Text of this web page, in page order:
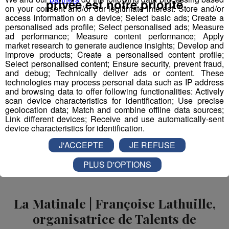
valeur de 59,99 € TTCà gagner avecRadio Mont
Blanc du 11 au 15 mars en jouant par SMS !
Pour jouer, envoyez le codeALEXA au 72 800(2 x 0,65 €
+ coût du SMS)
Partager sur Facebook
Partager sur Twitter
La Matinale | Françoise Lathuille,
organisatrice de Talents de
on your consent and/or our legitimate interest: Store and/or
access information on a device; Select basic ads; Create a
personalised ads profile; Select personalised ads; Measure
ad performance; Measure content performance; Apply
market research to generate audience insights; Develop and
improve products; Create a personalised content profile;
Select personalised content; Ensure security, prevent fraud,
and debug; Technically deliver ads or content. These
technologies may process personal data such as IP address
and browsing data to offer following functionalities: Actively
scan device characteristics for identification; Use precise
geolocation data; Match and combine offline data sources;
Link different devices; Receive and use automatically-sent
device characteristics for identification.
privée est notre priorité
J'ACCEPTE
JE REFUSE
PLUS D'OPTIONS